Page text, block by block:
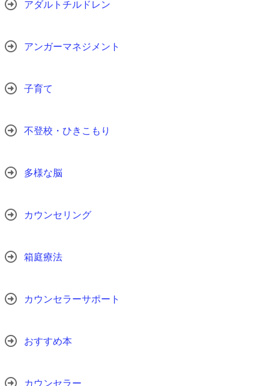
アダルトチルドレン
アンガーマネジメント
子育て
不登校・ひきこもり
多様な脳
カウンセリング
箱庭療法
カウンセラーサポート
おすすめ本
カウンセラー